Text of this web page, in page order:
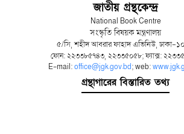
জাতীয় গ্রন্থকেন্দ্র
National Book Centre
সংস্কৃতি বিষয়ক মন্ত্রণালয়
৫/সি, শহীদ আবরার ফাহাদ এভিনিউ, ঢাকা-
ফোন: ২২৩৩৮৫৭৪৩, ২২৩৩৫০৫৮; ফ্যাক্স:
E-mail:office@jgk.gov.bd; web:
গ্রন্থাগারের বিস্তারিত তথ্য